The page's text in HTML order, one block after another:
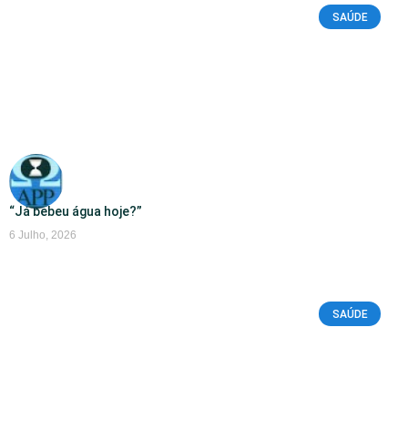
SAÚDE
“Já bebeu água hoje?”
6 Julho, 2026
SAÚDE